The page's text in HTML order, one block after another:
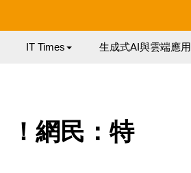
IT Times 生成式AI與雲端應用
！網民：特